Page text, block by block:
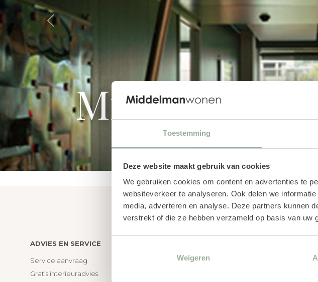
Toestemming
Deze website maakt gebruik van cookies
We gebruiken cookies om content en advertenties te
websiteverkeer te analyseren. Ook delen we
media, adverteren en analyse. Deze partners kunnen
verstrekt of die ze hebben verzameld op basis van uw
Weigeren
Middelman
Previous
ADVIES EN SERVICE
Service aanvraag
Gratis interieuradvies
Bezorgen en afhalen